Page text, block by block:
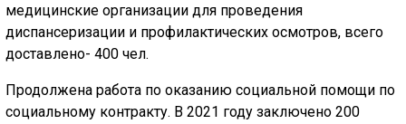
медицинские организации для проведения
диспансеризации и профилактических осмотров, всего
доставлено- 400 чел.
Продолжена работа по оказанию социальной помощи по
социальному контракту. В 2021 году заключено 200